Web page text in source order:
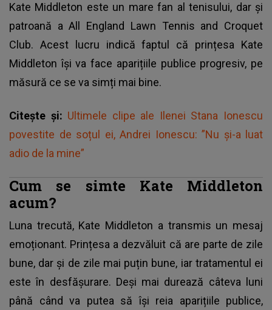
Kate Middleton este un mare fan al tenisului, dar și
patroană a All England Lawn Tennis and Croquet
Club. Acest lucru indică faptul că prințesa Kate
Middleton își va face aparițiile publice progresiv, pe
măsură ce se va simți mai bine.
Citește și: Ultimele clipe ale Ilenei Stana Ionescu
povestite de soțul ei, Andrei Ionescu: ”Nu și-a luat
adio de la mine”
Cum se simte Kate Middleton
acum?
Luna trecută, Kate Middleton a transmis un mesaj
emoționant. Prințesa a dezvăluit că are parte de zile
bune, dar și de zile mai puțin bune, iar tratamentul ei
este în desfășurare. Deși mai durează câteva luni
până când va putea să își reia aparițiile publice,